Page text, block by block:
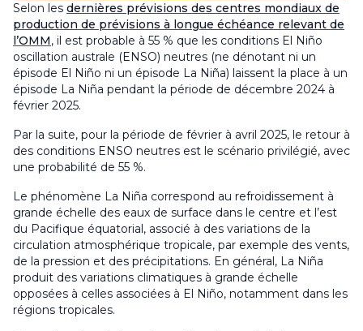
Selon les dernières prévisions des centres mondiaux de
production de prévisions à longue échéance relevant de
l’OMM, il est probable à 55 % que les conditions El Niño
oscillation australe (ENSO) neutres (ne dénotant ni un
épisode El Niño ni un épisode La Niña) laissent la place à un
épisode La Niña pendant la période de décembre 2024 à
février 2025.
Par la suite, pour la période de février à avril 2025, le retour à
des conditions ENSO neutres est le scénario privilégié, avec
une probabilité de 55 %.
Le phénomène La Niña correspond au refroidissement à
grande échelle des eaux de surface dans le centre et l’est
du Pacifique équatorial, associé à des variations de la
circulation atmosphérique tropicale, par exemple des vents,
de la pression et des précipitations. En général, La Niña
produit des variations climatiques à grande échelle
opposées à celles associées à El Niño, notamment dans les
régions tropicales.